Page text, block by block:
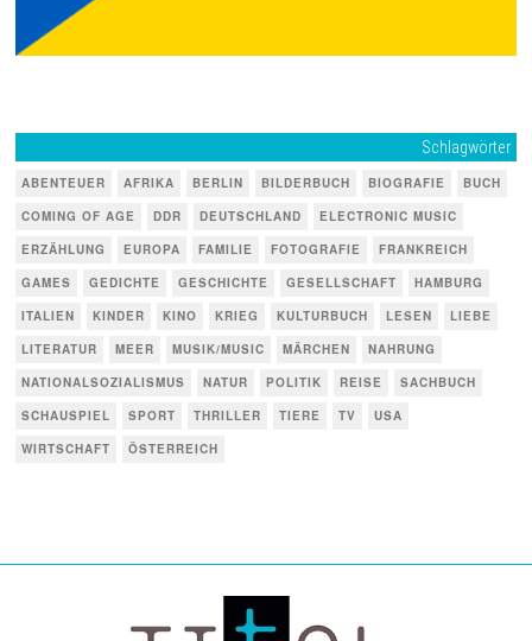
Schlagwörter
ABENTEUER AFRIKA BERLIN BILDERBUCH BIOGRAFIE
BUCH
COMING OF AGE
DDR DEUTSCHLAND
ELECTRONIC MUSIC
ERZÄHLUNG
EUROPA FAMILIE FOTOGRAFIE
FRANKREICH
GAMES
GEDICHTE GESCHICHTE GESELLSCHAFT
HAMBURG
ITALIEN
KINDER KINO KRIEG KULTURBUCH LESEN
LIEBE
LITERATUR
MEER MUSIK/MUSIC MÄRCHEN
NAHRUNG
NATIONALSOZIALISMUS
NATUR POLITIK REISE
SACHBUCH
SCHAUSPIEL
SPORT THRILLER TIERE TV
USA
WIRTSCHAFT
ÖSTERREICH